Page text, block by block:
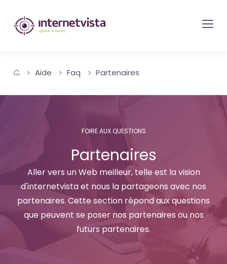
internetvista
monitoring
surveillance
de
site
services
internet-
Uptime
is
money
Aide Faq Partenaires
FOIRE AUX QUESTIONS
Partenaires
Aller vers un Web meilleur, telle est la vision
d'internetvista et nous la partageons avec nos
partenaires. Cette section répond aux questions
que peuvent se poser nos partenaires ou nos
futurs partenaires.